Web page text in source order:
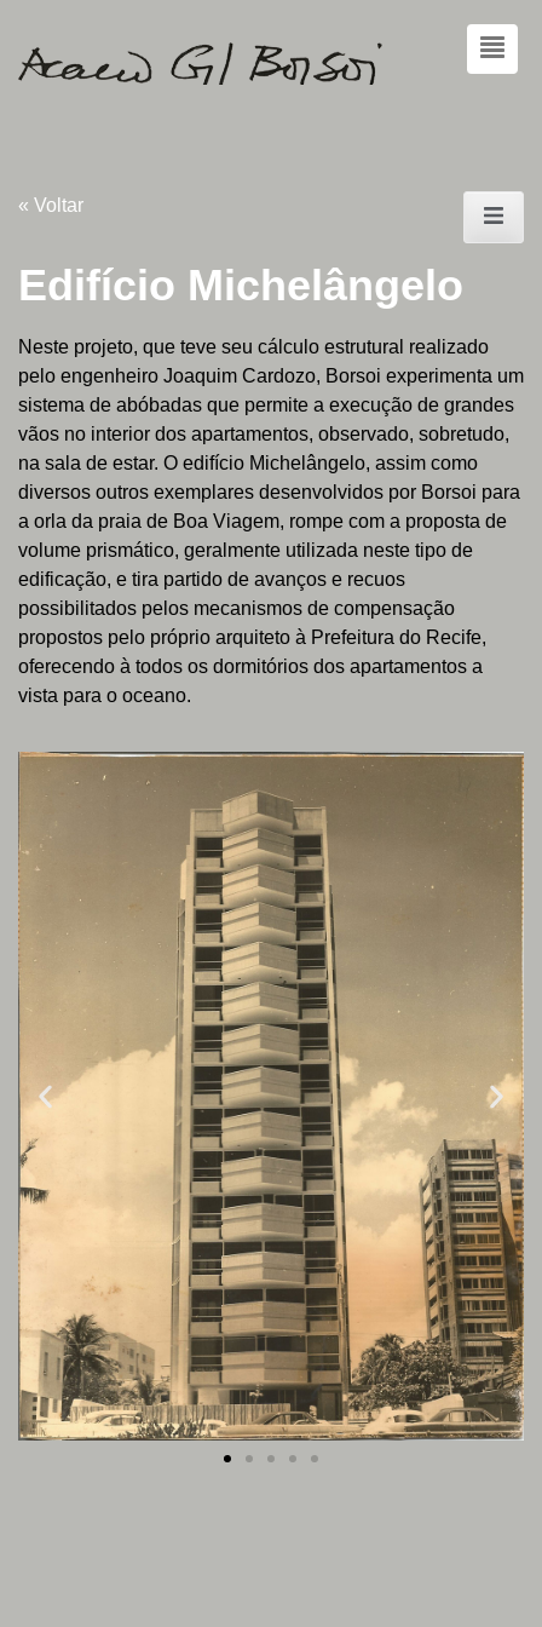
« Voltar
Edifício Michelângelo
Neste projeto, que teve seu cálculo estrutural realizado
pelo engenheiro Joaquim Cardozo, Borsoi experimenta um
sistema de abóbadas que permite a execução de grandes
vãos no interior dos apartamentos, observado, sobretudo,
na sala de estar. O edifício Michelângelo, assim como
diversos outros exemplares desenvolvidos por Borsoi para
a orla da praia de Boa Viagem, rompe com a proposta de
volume prismático, geralmente utilizada neste tipo de
edificação, e tira partido de avanços e recuos
possibilitados pelos mecanismos de compensação
propostos pelo próprio arquiteto à Prefeitura do Recife,
oferecendo à todos os dormitórios dos apartamentos a
vista para o oceano.